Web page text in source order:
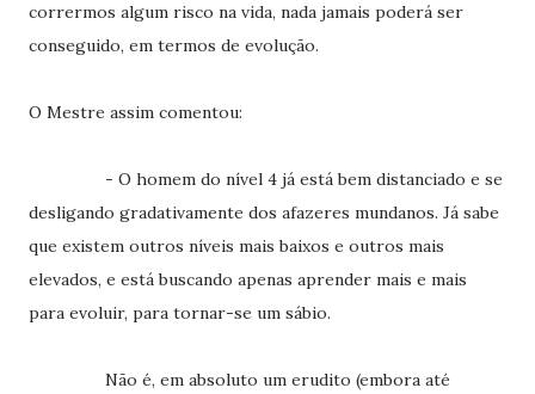
corrermos algum risco na vida, nada jamais poderá ser
conseguido, em termos de evolução.
O Mestre assim comentou:
- O homem do nível 4 já está bem distanciado e se
desligando gradativamente dos afazeres mundanos. Já sabe
que existem outros níveis mais baixos e outros mais
elevados, e está buscando apenas aprender mais e mais
para evoluir, para tornar-se um sábio.
Não é, em absoluto um erudito (embora até